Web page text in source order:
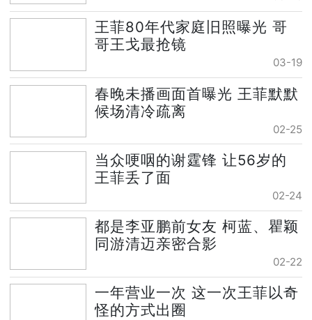
王菲80年代家庭旧照曝光 哥
哥王戈最抢镜
03-19
春晚未播画面首曝光 王菲默默
候场清冷疏离
02-25
当众哽咽的谢霆锋 让56岁的
王菲丢了面
02-24
都是李亚鹏前女友 柯蓝、瞿颖
同游清迈亲密合影
02-22
一年营业一次 这一次王菲以奇
怪的方式出圈